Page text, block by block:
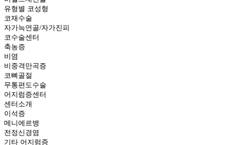
유형별 코성형
코재수술
자가늑연골/자가진피
코수술센터
축농증
비염
비중격만곡증
코뼈골절
무통편도수술
어지럼증센터
센터소개
이석증
메니에르병
전정신경염
기타 어지럼증